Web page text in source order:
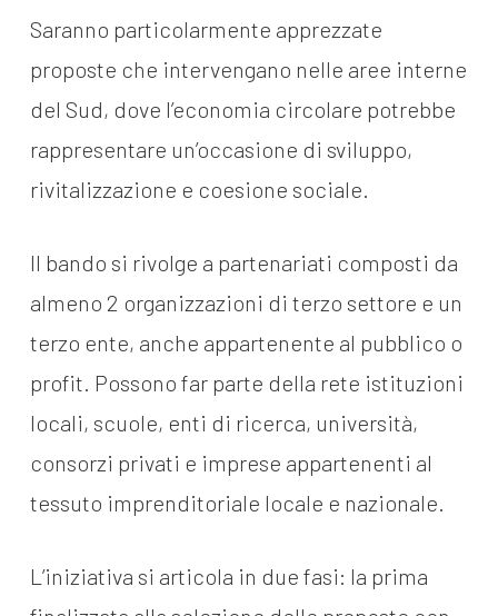
Saranno particolarmente apprezzate
proposte che intervengano nelle aree interne
del Sud, dove l’economia circolare potrebbe
rappresentare un’occasione di sviluppo,
rivitalizzazione e coesione sociale.
Il bando si rivolge a partenariati composti da
almeno 2 organizzazioni di terzo settore e un
terzo ente, anche appartenente al pubblico o
profit. Possono far parte della rete istituzioni
locali, scuole, enti di ricerca, università,
consorzi privati e imprese appartenenti al
tessuto imprenditoriale locale e nazionale.
L’iniziativa si articola in due fasi: la prima